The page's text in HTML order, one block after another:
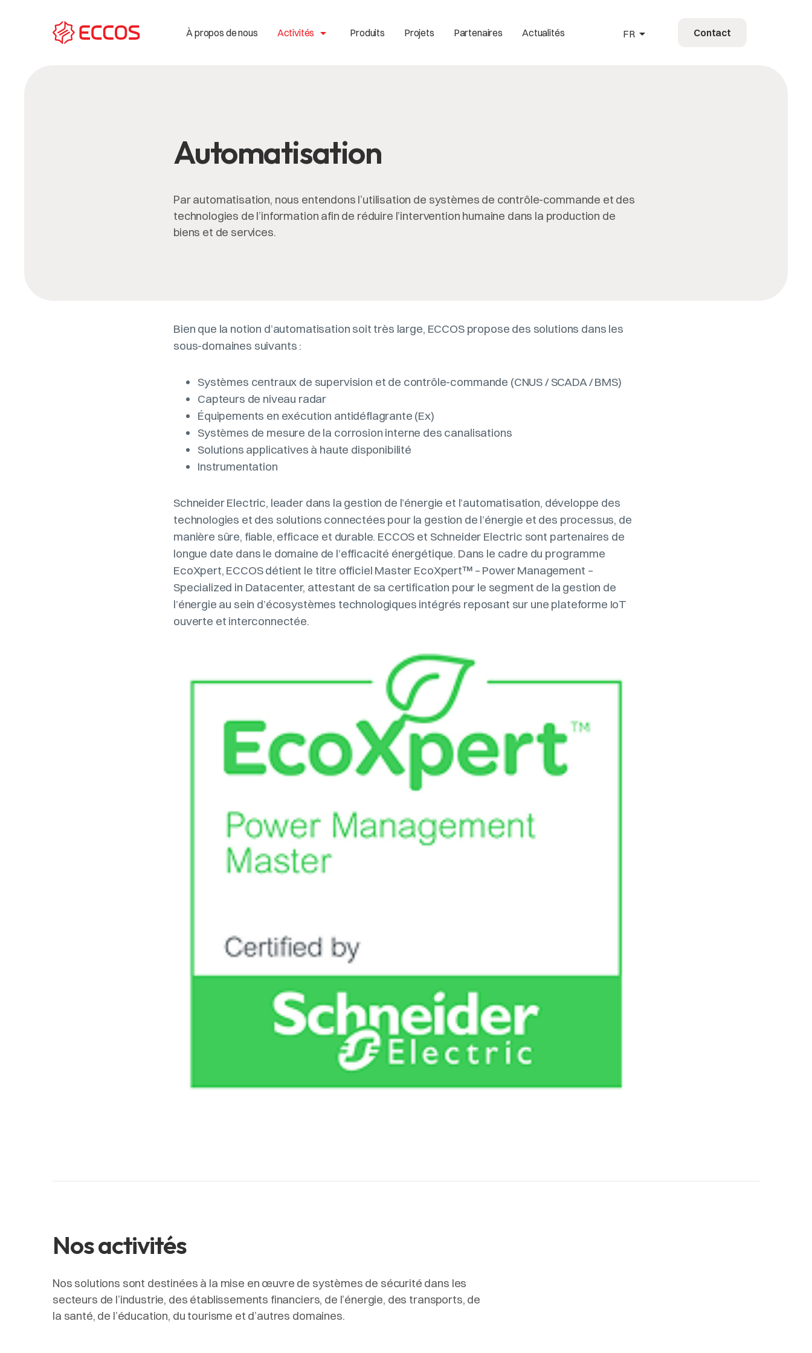
À propos de nous Activités arrow_drop_up Produits Projets Partenaires Actualités FR arrow_drop_up Contact
Automatisation
Par automatisation, nous entendons l’utilisation de systèmes de contrôle-commande et des
technologies de l’information afin de réduire l’intervention humaine dans la production de
biens et de services.
Bien que la notion d’automatisation soit très large, ECCOS propose des solutions dans les
sous-domaines suivants :
Systèmes centraux de supervision et de contrôle-commande (CNUS / SCADA / BMS)
Capteurs de niveau radar
Équipements en exécution antidéflagrante (Ex)
Systèmes de mesure de la corrosion interne des canalisations
Solutions applicatives à haute disponibilité
Instrumentation
Schneider Electric, leader dans la gestion de l’énergie et l’automatisation, développe des
technologies et des solutions connectées pour la gestion de l’énergie et des processus, de
manière sûre, fiable, efficace et durable. ECCOS et Schneider Electric sont partenaires de
longue date dans le domaine de l’efficacité énergétique. Dans le cadre du programme
EcoXpert, ECCOS détient le titre officiel Master EcoXpert™ – Power Management –
Specialized in Datacenter, attestant de sa certification pour le segment de la gestion de
l’énergie au sein d’écosystèmes technologiques intégrés reposant sur une plateforme IoT
ouverte et interconnectée.
Nos activités
Nos solutions sont destinées à la mise en œuvre de systèmes de sécurité dans les
secteurs de l’industrie, des établissements financiers, de l’énergie, des transports, de
la santé, de l’éducation, du tourisme et d’autres domaines.